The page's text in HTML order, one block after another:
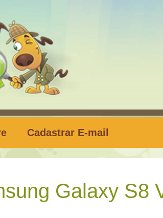
Cadastrar E-mail
Galaxy S8